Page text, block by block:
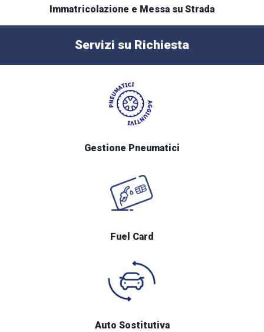
Immatricolazione e Messa su Strada
Servizi su Richiesta
Gestione Pneumatici
Fuel Card
Auto Sostitutiva